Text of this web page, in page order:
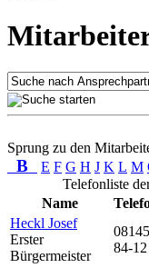
Sprung zu den
B E F G H J K L M
Telefonliste
Name
Heckl Josef
Erster
Bürgermeister
08145
84-12